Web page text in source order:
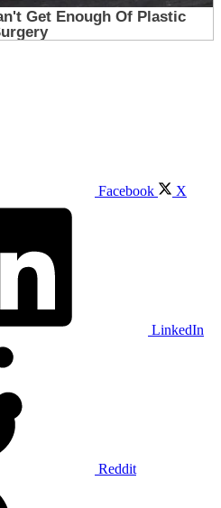
Facebook X
LinkedIn
Reddit